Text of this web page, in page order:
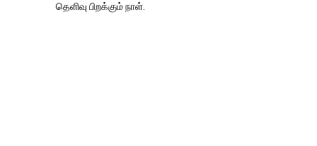
தெளிவு பிறக்கும் நாள்.